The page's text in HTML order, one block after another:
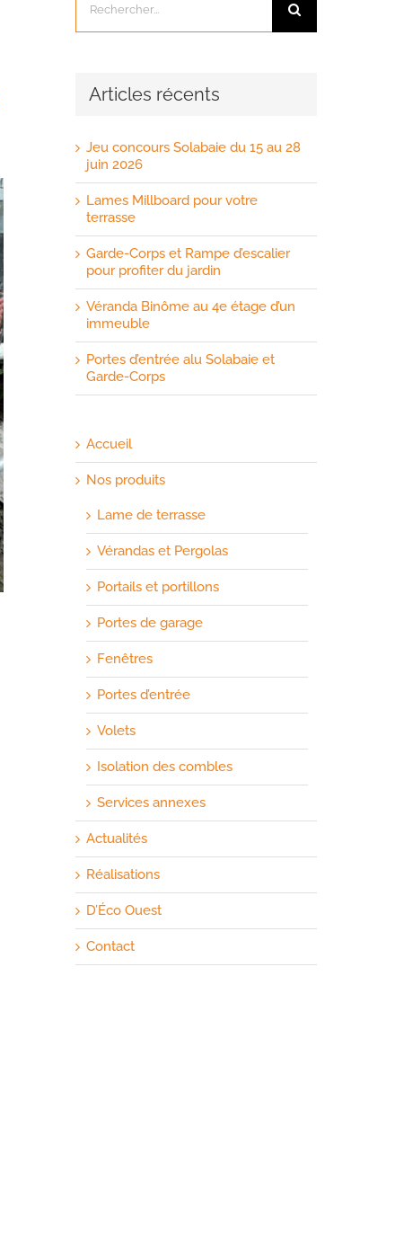
Articles récents
Jeu concours Solabaie du 15 au 28
juin 2026
Lames Millboard pour votre
terrasse
Garde-Corps et Rampe d’escalier
pour profiter du jardin
Véranda Binôme au 4e étage d’un
immeuble
Portes d’entrée alu Solabaie et
Garde-Corps
Accueil
Nos produits
Lame de terrasse
Vérandas et Pergolas
Portails et portillons
Portes de garage
Fenêtres
Portes d’entrée
Volets
Isolation des combles
Services annexes
Actualités
Réalisations
D’Éco Ouest
Contact